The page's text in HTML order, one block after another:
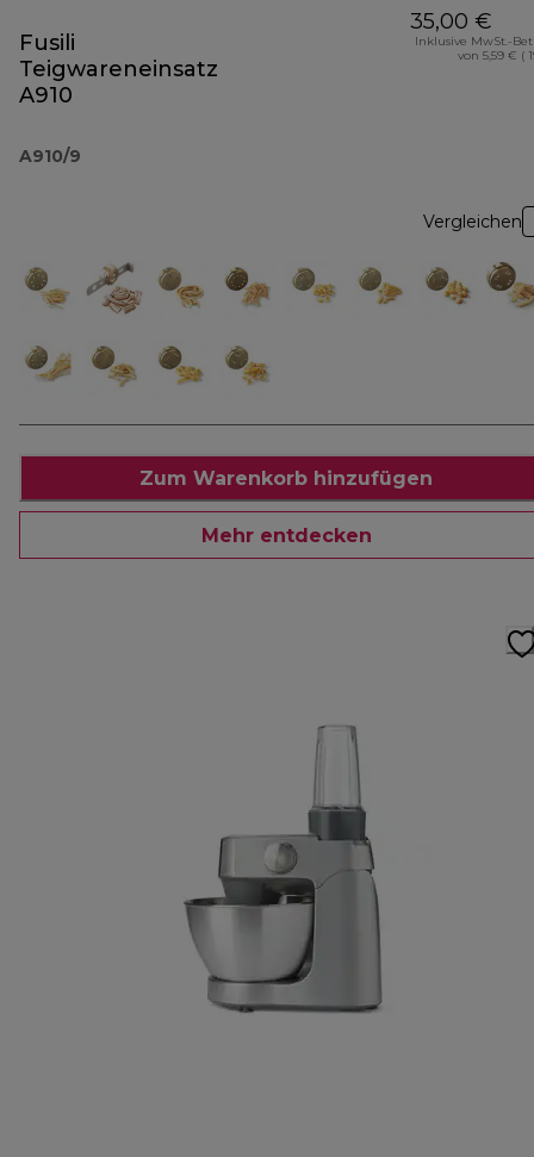
Fusili
Teigwareneinsatz
A910
A910/9
35,00 €
Inklusive MwSt.-
von 5,59 € (
Vergleichen
Zum Warenkorb hinzufügen
Mehr entdecken